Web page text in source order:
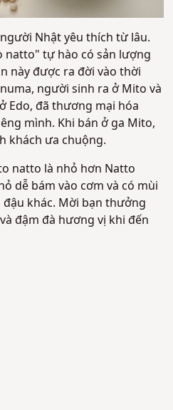
Nhật yêu thích từ lâu.
tự hào có sản lượng
này được ra đời vào thời
người sinh ra ở Mito và
Edo, đã thương mại hóa
mình. Khi bán ở ga Mito,
khách ưa chuộng.
natto là nhỏ hơn Natto
dễ bám vào cơm và có mùi
đậu khác. Mời bạn thưởng
đậm đà hương vị khi đến